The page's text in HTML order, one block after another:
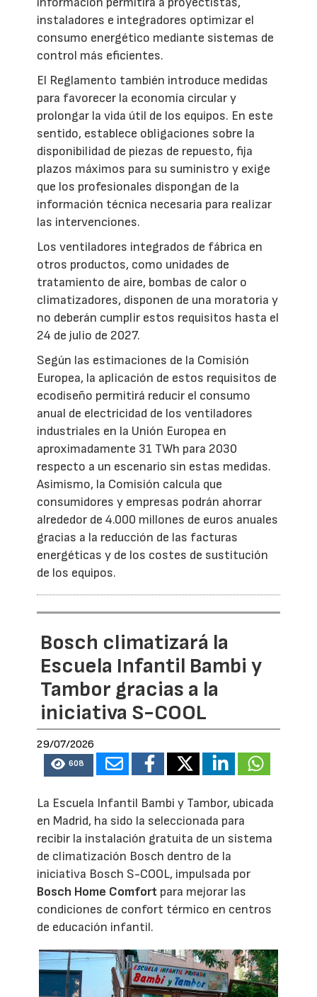
instaladores e integradores optimizar el
consumo energético mediante sistemas de
control más eficientes.
El Reglamento también introduce medidas
para favorecer la economía circular y
prolongar la vida útil de los equipos. En este
sentido, establece obligaciones sobre la
disponibilidad de piezas de repuesto, fija
plazos máximos para su suministro y exige
que los profesionales dispongan de la
información técnica necesaria para realizar
las intervenciones.
Los ventiladores integrados de fábrica en
otros productos, como unidades de
tratamiento de aire, bombas de calor o
climatizadores, disponen de una moratoria y
no deberán cumplir estos requisitos hasta el
24 de julio de 2027.
Según las estimaciones de la Comisión
Europea, la aplicación de estos requisitos de
ecodiseño permitirá reducir el consumo
anual de electricidad de los ventiladores
industriales en la Unión Europea en
aproximadamente 31 TWh para 2030
respecto a un escenario sin estas medidas.
Asimismo, la Comisión calcula que
consumidores y empresas podrán ahorrar
alrededor de 4.000 millones de euros anuales
gracias a la reducción de las facturas
energéticas y de los costes de sustitución
de los equipos.
Bosch climatizará la
Escuela Infantil Bambi y
Tambor gracias a la
iniciativa S-COOL
29/07/2026
608
La Escuela Infantil Bambi y Tambor, ubicada
en Madrid, ha sido la seleccionada para
recibir la instalación gratuita de un sistema
de climatización Bosch dentro de la
iniciativa Bosch S-COOL, impulsada por
Bosch Home Comfort para mejorar las
condiciones de confort térmico en centros
de educación infantil.